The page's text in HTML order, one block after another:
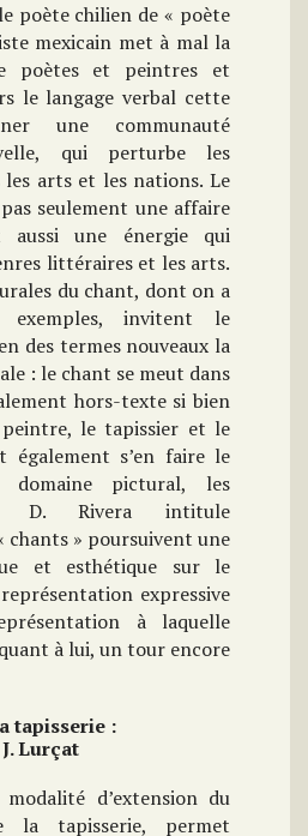
poète chilien de « poète
mexicain met à mal la
poètes et peintres et
le langage verbal cette
une communauté
qui perturbe les
arts et les nations. Le
seulement une affaire
une énergie qui
littéraires et les arts.
du chant, dont on a
exemples, invitent le
des termes nouveaux la
: le chant se meut dans
hors-texte si bien
le tapissier et le
également s’en faire le
domaine pictural, les
D. Rivera intitule
» poursuivent une
et esthétique sur le
expressive
à laquelle
à lui, un tour encore
tapisserie :
Lurçat
d’extension du
la tapisserie, permet